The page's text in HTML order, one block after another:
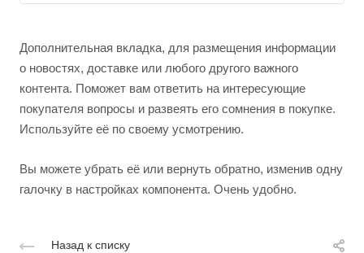
Дополнительная вкладка, для размещения информации
о новостях, доставке или любого другого важного
контента. Поможет вам ответить на интересующие
покупателя вопросы и развеять его сомнения в покупке.
Используйте её по своему усмотрению.
Вы можете убрать её или вернуть обратно, изменив одну
галочку в настройках компонента. Очень удобно.
Назад к списку